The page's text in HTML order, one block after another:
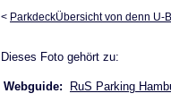
< ParkdeckÜbersicht von denn U-
Dieses Foto gehört zu:
Webguide: RuS Parking